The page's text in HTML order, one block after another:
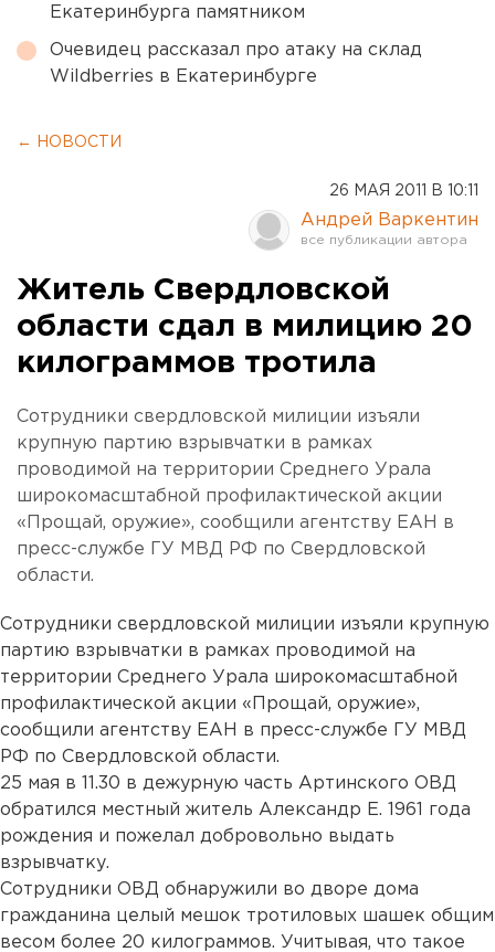
Екатеринбурга памятником
Очевидец рассказал про атаку на склад
Wildberries в Екатеринбурге
← НОВОСТИ
26 МАЯ 2011 В 10:11
Андрей Варкентин
Житель Свердловской
области сдал в милицию 20
килограммов тротила
Сотрудники свердловской милиции изъяли
крупную партию взрывчатки в рамках
проводимой на территории Среднего Урала
широкомасштабной профилактической акции
«Прощай, оружие», сообщили агентству ЕАН в
пресс-службе ГУ МВД РФ по Свердловской
области.
Сотрудники свердловской милиции изъяли крупную
партию взрывчатки в рамках проводимой на
территории Среднего Урала широкомасштабной
профилактической акции «Прощай, оружие»,
сообщили агентству ЕАН в пресс-службе ГУ МВД
РФ по Свердловской области.
25 мая в 11.30 в дежурную часть Артинского ОВД
обратился местный житель Александр Е. 1961 года
рождения и пожелал добровольно выдать
взрывчатку.
Сотрудники ОВД обнаружили во дворе дома
гражданина целый мешок тротиловых шашек общим
весом более 20 килограммов. Учитывая, что такое